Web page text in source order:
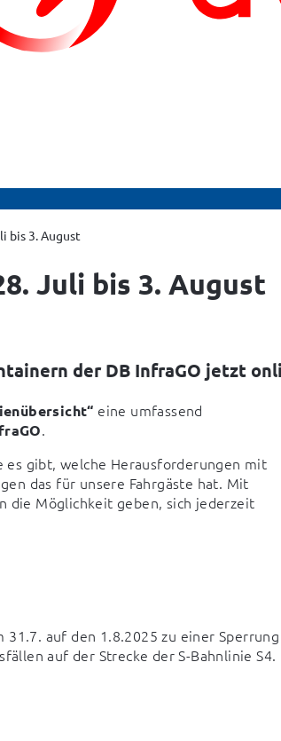
bis 3. August
Juli bis 3. August
der DB InfraGO jetzt
.
gibt, welche Herausforderungen mit
das für unsere Fahrgäste hat. Mit
die Möglichkeit geben, sich jederzeit
auf den 1.8.2025 zu einer Sperrung
auf der Strecke der S-Bahnlinie S4.